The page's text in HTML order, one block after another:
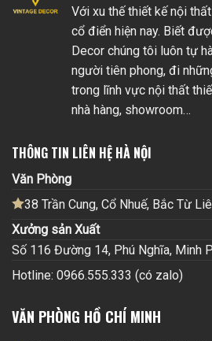
Với xu thế thiết kế nội
cổ điển hiện nay. Biết
Decor chúng tôi luôn tự
người tiên phong, đi
trong lĩnh vực nội thất
nhà hàng, showroom…
THÔNG TIN LIÊN HỆ HÀ NỘI
Văn Phòng
38 Trần Cung, Cổ Nhuế, Bắc Từ
Xưởng sản Xuất
Số 116 Đường 14, Phú Nghĩa, Minh
Hotline: 0966.555.333 (có zalo)
VĂN PHÒNG HỒ CHÍ MINH